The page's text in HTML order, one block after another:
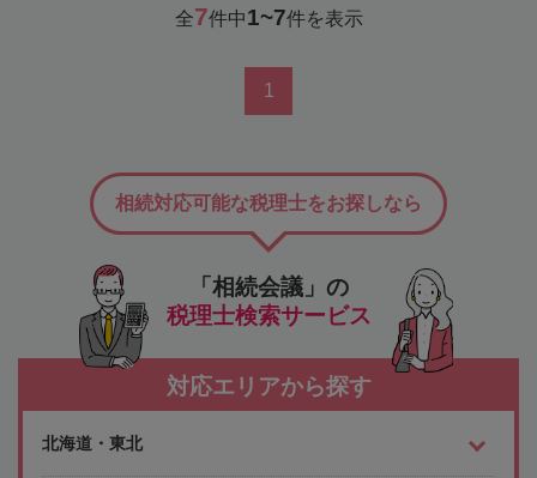
全7件中1~7件を表示
1
「相続会議」の
税理士検索サービス
相続対応可能な税理士をお探しなら
対応エリアから探す
北海道・東北